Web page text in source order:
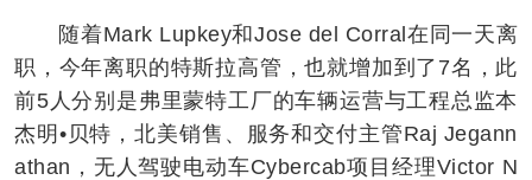
随着Mark Lupkey和Jose del Corral在同一天离
职，今年离职的特斯拉高管，也就增加到了7名，此
前5人分别是弗里蒙特工厂的车辆运营与工程总监本
杰明•贝特，北美销售、服务和交付主管Raj Jegann
athan，无人驾驶电动车Cybercab项目经理Victor N